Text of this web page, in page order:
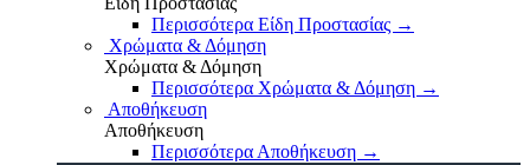
Περισσότερα Είδη Προστασίας →
Χρώματα & Δόμηση
Χρώματα & Δόμηση
Περισσότερα Χρώματα & Δόμηση →
Αποθήκευση
Αποθήκευση
Περισσότερα Αποθήκευση →